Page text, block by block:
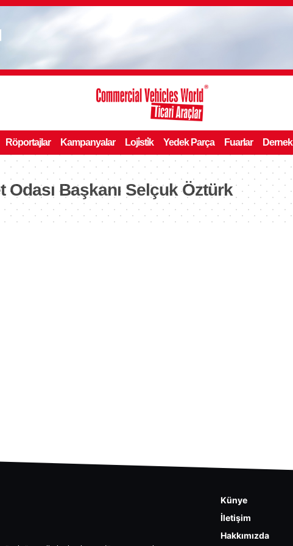
Röportajlar Kampanyalar Loji̇sti̇k Yedek Parça Fuarlar Dernek
Odası Başkanı Selçuk Öztürk
Künye
İletişim
Hakkımızda